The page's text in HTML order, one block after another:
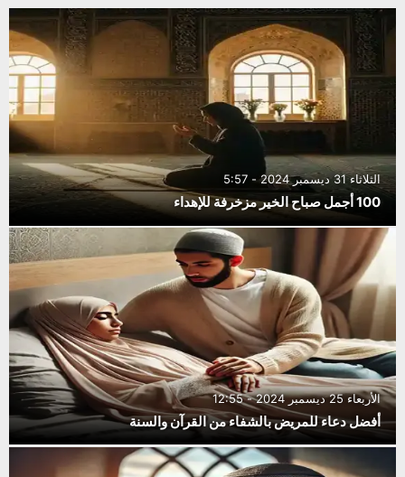
الثلاثاء 31 ديسمبر 2024 - 5:57
100 أجمل صباح الخير مزخرفة للإهداء
الأربعاء 25 ديسمبر 2024 - 12:55
أفضل دعاء للمريض بالشفاء من القرآن والسنة